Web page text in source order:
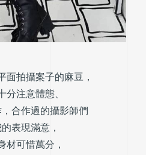
面拍攝案子的麻豆，
分注意體態、
合作過的攝影師們
表現滿意，
材可惜萬分，